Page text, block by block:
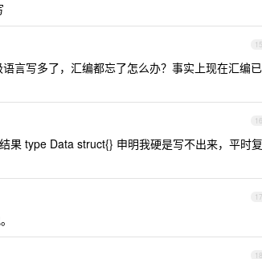
15
言写多了，汇编都忘了怎么办？事实上现在汇编已
16
果 type Data struct{} 申明我硬是写不出来，平时复
17
18